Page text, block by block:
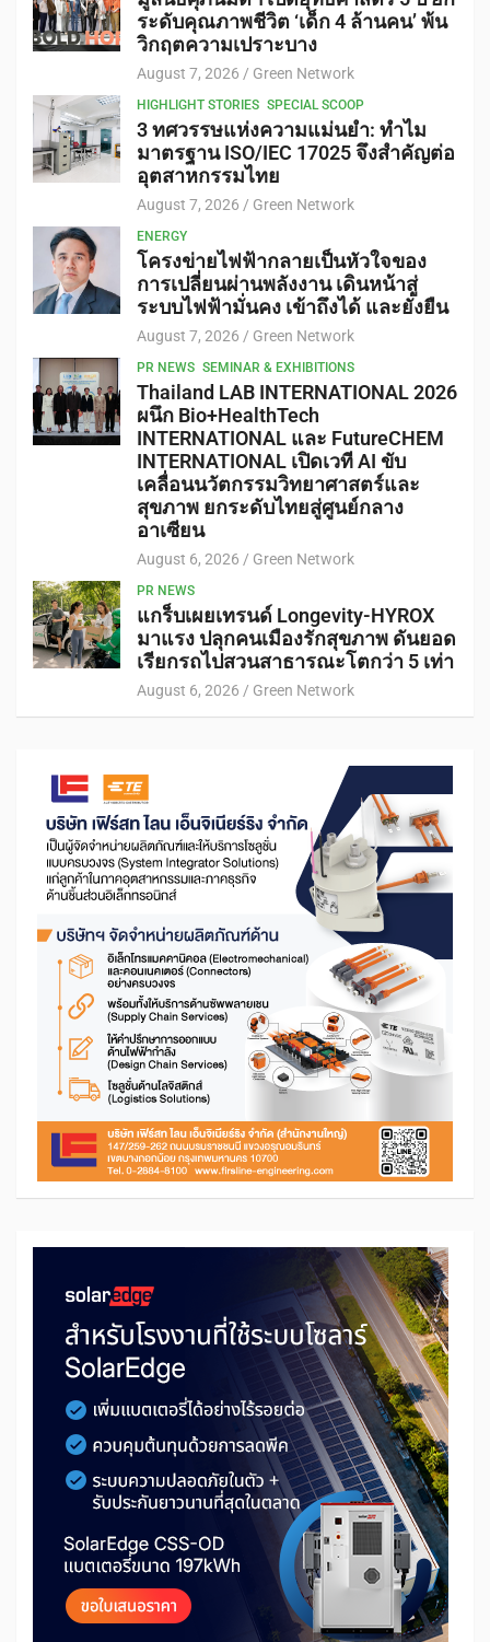
ระดับคุณภาพชีวิต ‘เด็ก 4 ล้านคน’ พ้น
วิกฤตความเปราะบาง
August 7, 2026 Green Network
HIGHLIGHT STORIES SPECIAL SCOOP
3 ทศวรรษแห่งความแม่นยำ: ทำไม
มาตรฐาน ISO/IEC 17025 จึงสำคัญต่อ
อุตสาหกรรมไทย
August 7, 2026 Green Network
ENERGY
โครงข่ายไฟฟ้ากลายเป็นหัวใจของ
การเปลี่ยนผ่านพลังงาน เดินหน้าสู่
ระบบไฟฟ้ามั่นคง เข้าถึงได้ และยั่งยืน
August 7, 2026 Green Network
PR NEWS SEMINAR & EXHIBITIONS
Thailand LAB INTERNATIONAL 2026
ผนึก Bio+HealthTech
INTERNATIONAL และ FutureCHEM
INTERNATIONAL เปิดเวที AI ขับ
เคลื่อนนวัตกรรมวิทยาศาสตร์และ
สุขภาพ ยกระดับไทยสู่ศูนย์กลาง
อาเซียน
August 6, 2026 Green Network
PR NEWS
แกร็บเผยเทรนด์ Longevity-HYROX
มาแรง ปลุกคนเมืองรักสุขภาพ ดันยอด
เรียกรถไปสวนสาธารณะโตกว่า 5 เท่า
August 6, 2026 Green Network